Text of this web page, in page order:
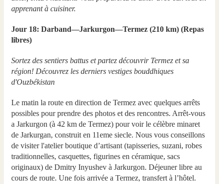
apprenant à cuisiner.
Jour 18: Darband—Jarkurgon—Termez (210 km) (Repas
libres)
Sortez des sentiers battus et partez découvrir Termez et sa
région! Découvrez les derniers vestiges bouddhiques
d'Ouzbékistan
Le matin la route en direction de Termez avec quelques arrêts
possibles pour prendre des photos et des rencontres. Arrêt-vous
a Jarkurgon (à 42 km de Termez) pour voir le célèbre minaret
de Jarkurgan, construit en 11eme siecle. Nous vous conseillons
de visiter l'atelier boutique d’artisant (tapisseries, suzani, robes
traditionnelles, casquettes, figurines en céramique, sacs
originaux) de Dmitry Inyushev à Jarkurgon. Déjeuner libre au
cours de route. Une fois arrivée a Termez, transfert à l’hôtel.